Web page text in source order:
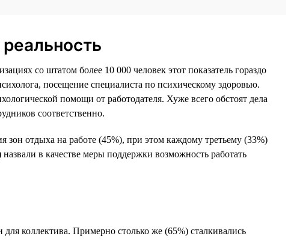
со штатом более 10 000 человек этот показатель гораздо
посещение специалиста по психическому здоровью.
помощи от работодателя. Хуже всего обстоят дела
соответственно.
зон отдыха на работе (45%), при этом каждому третьему (33%)
в качестве меры поддержки возможность работать
коллектива. Примерно столько же (65%) сталкивались